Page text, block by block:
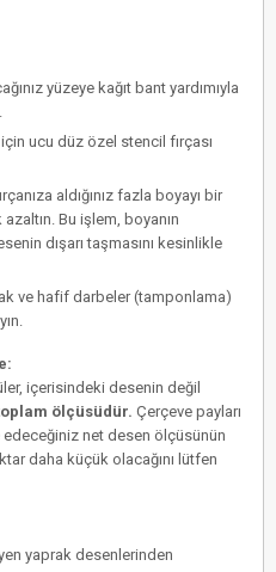
yüzeye kağıt bant yardımıyla
ucu düz özel stencil fırçası
aldığınız fazla boyayı bir
Bu işlem, boyanın
dışarı taşmasını kesinlikle
ve hafif darbeler (tamponlama)
içerisindeki desenin değil
ölçüsüdür. Çerçeve payları
net desen ölçüsünün
daha küçük olacağını lütfen
yaprak desenlerinden